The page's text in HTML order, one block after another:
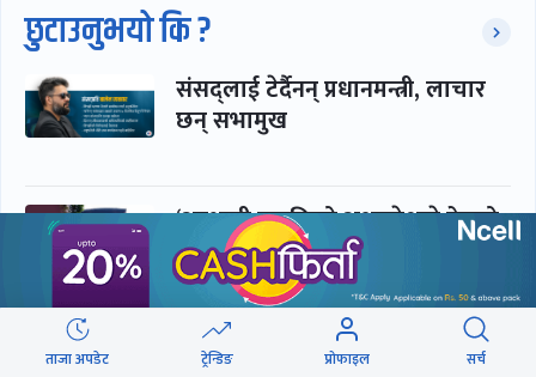
छुटाउनुभयो कि ?
संसद्लाई टेर्दैनन् प्रधानमन्त्री, लाचार
छन् सभामुख
‘अस्थायी प्रकृतिको अध्यादेशले ऐनको
व्यवस्था विस्थापित गर्न सक्दैन’
सरकार-प्रसाईं लुकामारी : छिनमै
ताजा अपडेट ट्रेन्डिङ प्रोफाइल सर्च